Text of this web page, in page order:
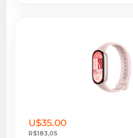
U$35.00
R$183,05